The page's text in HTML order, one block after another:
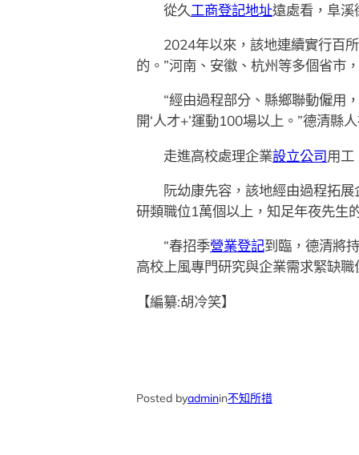
從久工商登記地址遠處看，阜溪
2024年以來，該地連續實行百所
的。”河南、安徽、杭州等多個省市
“經由過程部分、縣鄉聯動僱用
開‘人才+’運動100場以上。”德清縣
走進高校處理企業設立公司用工
阮幼康先容，該地經由過程拓展
研類職位1萬個以上，知足年夜先生
“春招季營業登記到臨，德清將
高校上風專門研究與企業需求緊缺
【編纂:胡冷笑】
Posted byadminin不知所措